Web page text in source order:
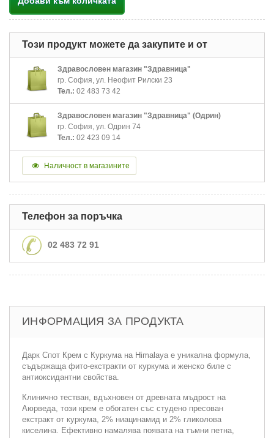
Този продукт можете да закупите и от
Здравословен магазин "Здравница"
гр. София, ул. Неофит Рилски 23
Тел.: 02 483 73 42
Здравословен магазин "Здравница" (Одрин)
гр. София, ул. Одрин 74
Тел.: 02 423 09 14
Наличност в магазините
Телефон за поръчка
02 483 72 91
ИНФОРМАЦИЯ ЗА ПРОДУКТА
Дарк Спот Крем с Куркума на Himalaya е уникална формула,
съдържаща фито-екстракти от куркума и женско биле с
антиоксидантни свойства.
Клинично тестван, вдъхновен от древната мъдрост на
Аюрведа, този крем е обогатен със студено пресован
екстракт от куркума, 2% ниацинамид и 2% гликолова
киселина. Ефективно намалява появата на тъмни петна,